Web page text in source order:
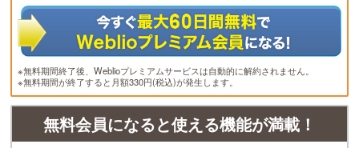
※無料期間終了後、Weblioプレミアムサービスは自動的に解約されません。
※無料期間が終了すると月額330円(税込)が発生します。
無料会員になると使える機能が満載！